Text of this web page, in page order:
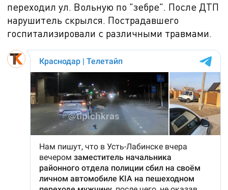
переходил ул. Вольную по "зебре". После ДТП
нарушитель скрылся. Пострадавшего
госпитализировали с различными травмами.